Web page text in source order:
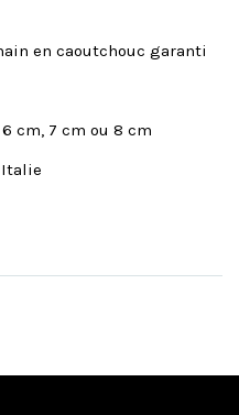
en caoutchouc garanti
cm, 7 cm ou 8 cm
Italie